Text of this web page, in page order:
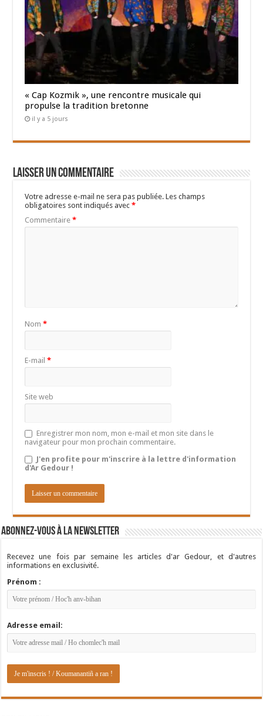
« Cap Kozmik », une rencontre musicale qui
propulse la tradition bretonne
il y a 5 jours
Laisser un commentaire
Votre adresse e-mail ne sera pas publiée. Les champs
obligatoires sont indiqués avec*
Commentaire*
Nom*
E-mail*
Site web
Enregistrer mon nom, mon e-mail et mon site dans le
navigateur pour mon prochain commentaire.
J'en profite pour m'inscrire à la lettre d'information
d'Ar Gedour !
Abonnez-vous à la newsletter
Recevez une fois par semaine les articles d'ar Gedour, et d'autres
informations en exclusivité.
Prénom :
Adresse email: